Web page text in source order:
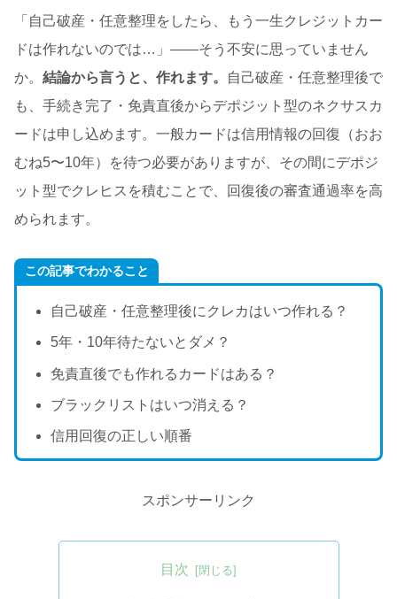
「自己破産・任意整理をしたら、もう一生クレジットカー
ドは作れないのでは…」——そう不安に思っていません
か。 結論から言うと、作れます。
自己破産・任意整理後で
も、手続き完了・免責直後からデポジット型のネクサスカ
ードは申し込めます。一般カードは信用情報の回復（おお
むね5〜10年）を待つ必要がありますが、その間にデポジ
ット型でクレヒスを積むことで、回復後の審査通過率を高
められます。
この記事でわかること
自己破産・任意整理後にクレカはいつ作れる？
5年・10年待たないとダメ？
免責直後でも作れるカードはある？
ブラックリストはいつ消える？
信用回復の正しい順番
スポンサーリンク
目次